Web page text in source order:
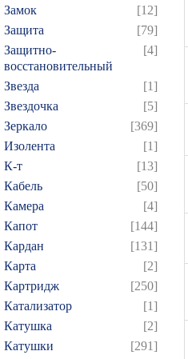
Замок
[12]
Защита
[79]
Защитно-
восстановительный
[4]
Звезда
[1]
Звездочка
[5]
Зеркало
[369]
Изолента
[1]
К-т
[13]
Кабель
[50]
Камера
[4]
Капот
[144]
Кардан
[131]
Карта
[2]
Картридж
[250]
Катализатор
[1]
Катушка
[2]
Катушки
[291]